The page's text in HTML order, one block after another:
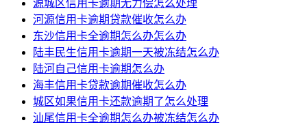
源城区信用卡逾期无力偿怎么处理
河源信用卡逾期贷款催收怎么办
东沙信用卡全逾期怎么办怎么办
陆丰民生信用卡逾期一天被冻结怎么办
陆河自己信用卡逾期怎么办
海丰信用卡贷款逾期催收怎么办
城区如果信用卡还款逾期了怎么处理
汕尾信用卡全逾期怎么办被冻结怎么办